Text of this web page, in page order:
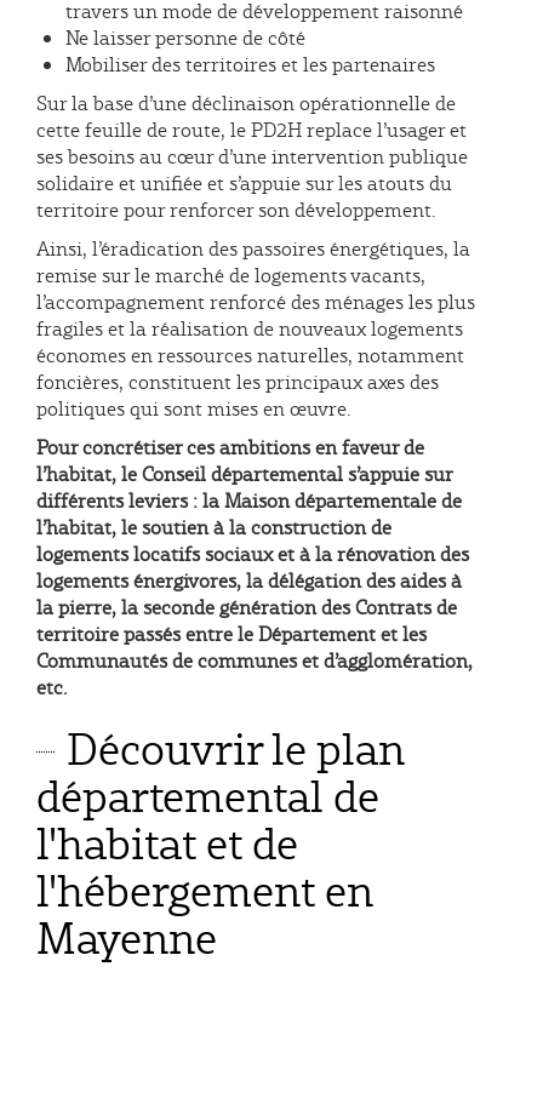
travers un mode de développement raisonné
Ne laisser personne de côté
Mobiliser des territoires et les partenaires
Sur la base d’une déclinaison opérationnelle de
cette feuille de route, le PD2H replace l’usager et
ses besoins au cœur d’une intervention publique
solidaire et unifiée et s’appuie sur les atouts du
territoire pour renforcer son développement.
Ainsi, l’éradication des passoires énergétiques, la
remise sur le marché de logements vacants,
l’accompagnement renforcé des ménages les plus
fragiles et la réalisation de nouveaux logements
économes en ressources naturelles, notamment
foncières, constituent les principaux axes des
politiques qui sont mises en œuvre.
Pour concrétiser ces ambitions en faveur de
l’habitat, le Conseil départemental s’appuie sur
différents leviers : la Maison départementale de
l’habitat, le soutien à la construction de
logements locatifs sociaux et à la rénovation des
logements énergivores, la délégation des aides à
la pierre, la seconde génération des Contrats de
territoire passés entre le Département et les
Communautés de communes et d’agglomération,
etc.
Découvrir le plan
départemental de
l'habitat et de
l'hébergement en
Mayenne